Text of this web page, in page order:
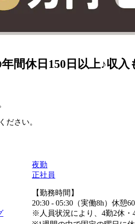
間休日150日以上♪収
ださい。
夜勤
正社員
【勤務時間】
20:30 - 05:30（実働8h）休憩
※人員状況により、4勤2休・